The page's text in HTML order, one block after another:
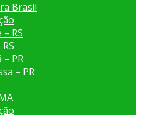
Brasil
RS
PR
– PR